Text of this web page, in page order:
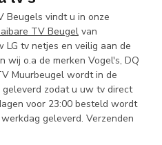
Beugels vindt u in onze
TV Beugel van
LG tv netjes en veilig aan de
wij o.a de merken Vogel's, DQ
Muurbeugel wordt in de
zodat u uw tv direct
voor 23:00 besteld wordt
geleverd. Verzenden